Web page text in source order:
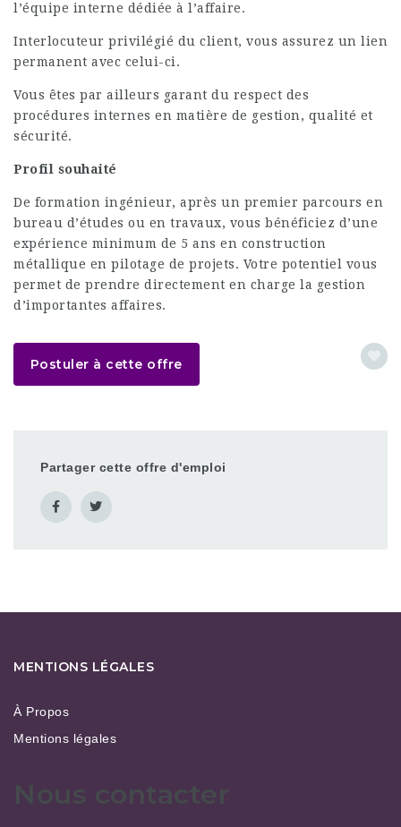
l’équipe interne dédiée à l’affaire.
Interlocuteur privilégié du client, vous assurez un lien
permanent avec celui-ci.
Vous êtes par ailleurs garant du respect des
procédures internes en matière de gestion, qualité et
sécurité.
Profil souhaité
De formation ingénieur, après un premier parcours en
bureau d’études ou en travaux, vous bénéficiez d’une
expérience minimum de 5 ans en construction
métallique en pilotage de projets. Votre potentiel vous
permet de prendre directement en charge la gestion
d’importantes affaires.
Postuler à cette offre
Partager cette offre d'emploi
MENTIONS LÉGALES
À Propos
Mentions légales
Nous contacter